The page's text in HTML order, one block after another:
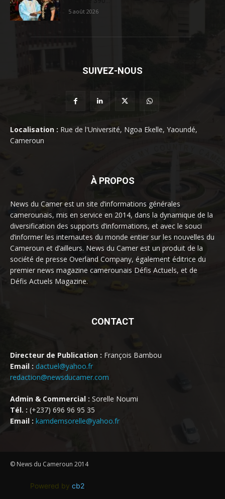
5 août 2026
SUIVEZ-NOUS
Localisation : Rue de l'Université, Ngoa Ekelle, Yaoundé,
Cameroun
À PROPOS
News du Camer est un site d’informations générales
camerounais, mis en service en 2014, dans la dynamique de la
diversification des supports d’informations, et avec le souci
d’informer les internautes du monde entier sur les nouvelles du
Cameroun et d’ailleurs. News du Camer est un produit de la
société de presse Overland Company, également éditrice du
premier news magazine camerounais Défis Actuels, et de
Défis Actuels Magazine.
CONTACT
Directeur de Publication : François Bambou
Email : dactuel@yahoo.fr
redaction@newsducamer.com
Admin & Commercial : Sorelle Noumi
Tél. : (+237) 696 96 95 35
Email : kamdemsorelle@yahoo.fr
© News du Cameroun 2014
Powered by cb2